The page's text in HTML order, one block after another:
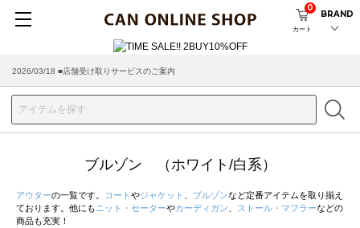
カート
0
BRAND
2026/03/18 ■店舗受け取りサービスのご案内
ブルゾン （ホワイト/白系）
アウターの一覧です。 コート やジャケット ブルゾンなど定番アイテムを取り揃え
ております。他にも ニット・セーターやカーディガン ストール・マフラーなどの
商品も充実！